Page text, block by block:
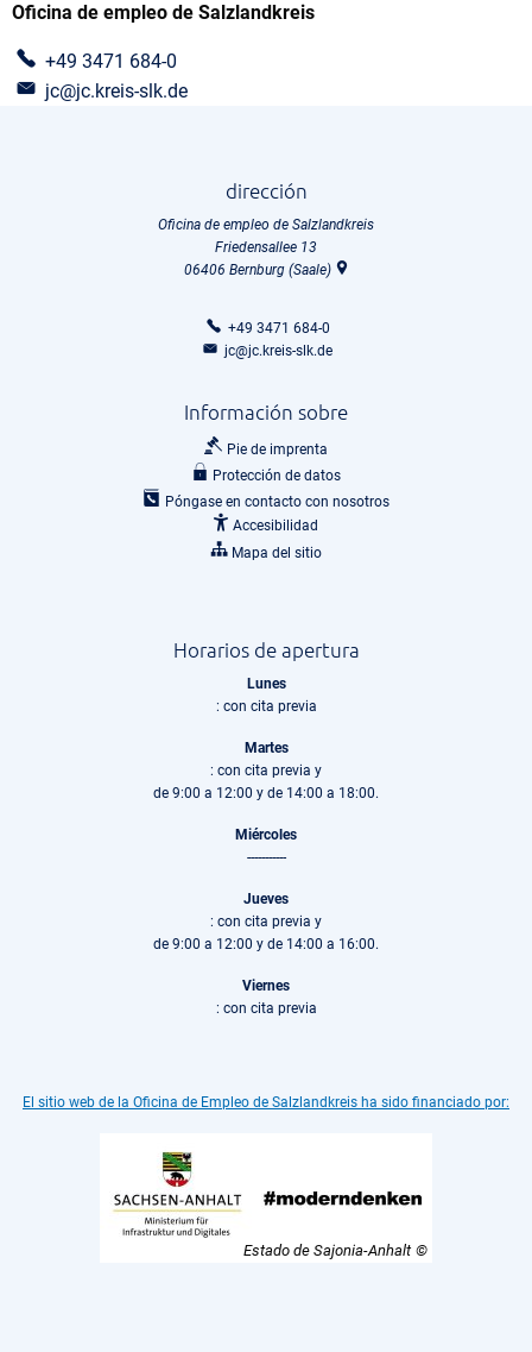
Oficina de empleo de Salzlandkreis
+49 3471 684-0
jc@jc.kreis-slk.de
dirección
Oficina de empleo de Salzlandkreis
Friedensallee 13
06406 Bernburg (Saale)
+49 3471 684-0
jc@jc.kreis-slk.de
Información sobre
Pie de imprenta
Protección de datos
Póngase en contacto con nosotros
Accesibilidad
Mapa del sitio
Horarios de apertura
Lunes
: con cita previa
Martes
: con cita previa y
de 9:00 a 12:00 y de 14:00 a 18:00.
Miércoles
-----------
Jueves
: con cita previa y
de 9:00 a 12:00 y de 14:00 a 16:00.
Viernes
: con cita previa
El sitio web de la Oficina de Empleo de Salzlandkreis ha sido financiado por:
Estado de Sajonia-Anhalt